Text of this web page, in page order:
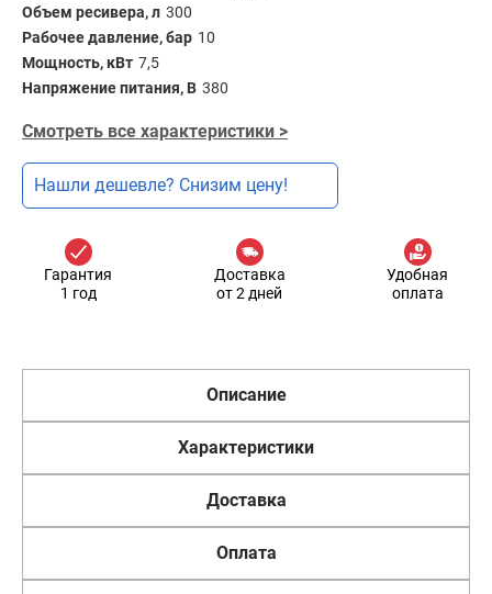
Объем ресивера, л 300
Рабочее давление, бар 10
Мощность, кВт 7,5
Напряжение питания, В 380
Смотреть все характеристики >
Нашли дешевле? Снизим цену!
Гарантия
1 год
Доставка
от 2 дней
Удобная
оплата
Описание
Характеристики
Доставка
Оплата